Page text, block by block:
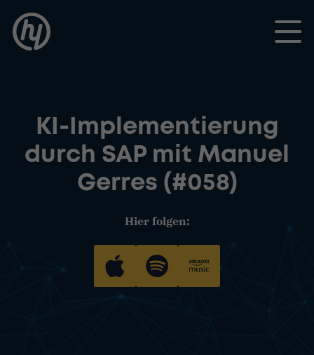
Toggle
KI-Implementierung
durch SAP mit Manuel
Gerres (#058)
Hier folgen: